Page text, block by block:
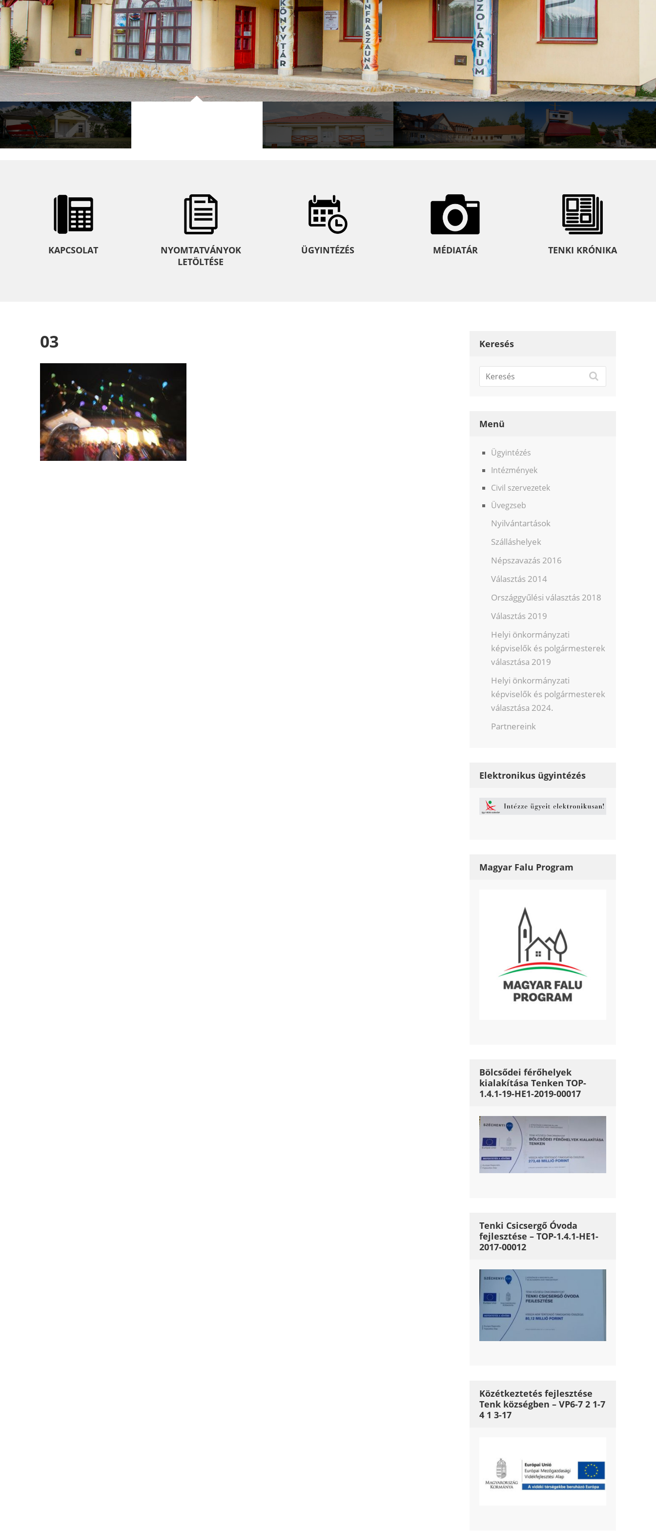
KAPCSOLAT
NYOMTATVÁNYOK
LETÖLTÉSE
ÜGYINTÉZÉS MÉDIATÁR TENKI KRÓNIKA
03 Keresés
Menü
Ügyintézés
Intézmények
Civil szervezetek
Üvegzseb
Nyilvántartások
Szálláshelyek
Népszavazás 2016
Választás 2014
Országgyűlési választás 2018
Választás 2019
Helyi önkormányzati
képviselők és polgármesterek
választása 2019
Helyi önkormányzati
képviselők és polgármesterek
választása 2024.
Partnereink
Elektronikus ügyintézés
Magyar Falu Program
Bölcsődei férőhelyek
kialakítása Tenken TOP-
1.4.1-19-HE1-2019-00017
Tenki Csicsergő Óvoda
fejlesztése – TOP-1.4.1-HE1-
2017-00012
Közétkeztetés fejlesztése
Tenk községben – VP6-7 2 1-7
4 1 3-17